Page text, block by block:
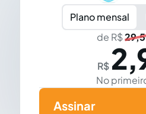
Plano mensal
de R$
R$
No
Assinar